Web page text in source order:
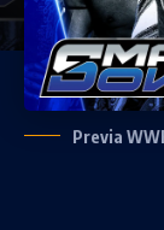
Previa